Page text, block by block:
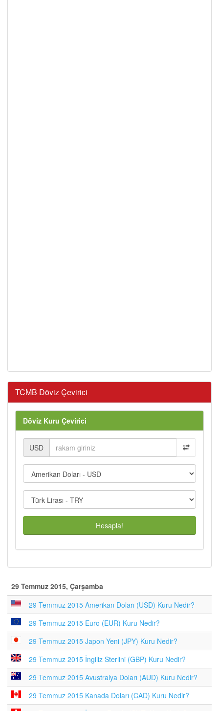
TCMB Döviz Çevirici
Döviz Kuru Çevirici
USD
Hesapla!
29 Temmuz 2015, Çarşamba
29 Temmuz 2015 Amerikan Doları (USD) Kuru Nedir?
29 Temmuz 2015 Euro (EUR) Kuru Nedir?
29 Temmuz 2015 Japon Yeni (JPY) Kuru Nedir?
29 Temmuz 2015 İngiliz Sterlini (GBP) Kuru Nedir?
29 Temmuz 2015 Avustralya Doları (AUD) Kuru Nedir?
29 Temmuz 2015 Kanada Doları (CAD) Kuru Nedir?